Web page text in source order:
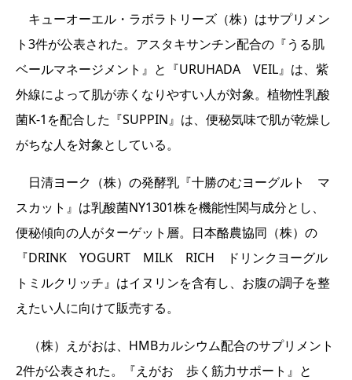
キューオーエル・ラボラトリーズ（株）はサプリメン
ト3件が公表された。アスタキサンチン配合の『うる肌
ベールマネージメント』と『URUHADA VEIL』は、紫
外線によって肌が赤くなりやすい人が対象。植物性乳酸
菌K-1を配合した『SUPPIN』は、便秘気味で肌が乾燥し
がちな人を対象としている。
日清ヨーク（株）の発酵乳『十勝のむヨーグルト マ
スカット』は乳酸菌NY1301株を機能性関与成分とし、
便秘傾向の人がターゲット層。日本酪農協同（株）の
『DRINK YOGURT MILK RICH ドリンクヨーグル
トミルクリッチ』はイヌリンを含有し、お腹の調子を整
えたい人に向けて販売する。
（株）えがおは、HMBカルシウム配合のサプリメント
2件が公表された。『えがお 歩く筋力サポート』と